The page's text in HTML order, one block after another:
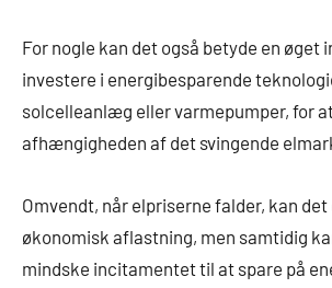
For nogle kan det også betyde en øget
investere i energibesparende
solcelleanlæg eller varmepumper, for
afhængigheden af det svingende
Omvendt, når elpriserne falder, kan
økonomisk aflastning, men samtidig
mindske incitamentet til at spare på